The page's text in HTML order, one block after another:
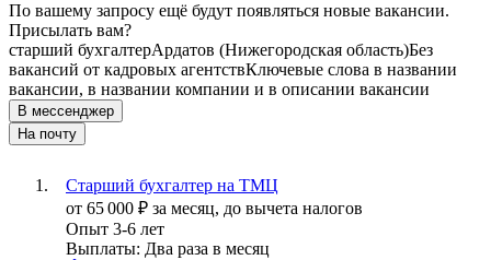
По вашему запросу ещё будут появляться новые вакансии.
Присылать вам?
старший бухгалтерАрдатов (Нижегородская область)Без
вакансий от кадровых агентствКлючевые слова в названии
вакансии, в названии компании и в описании вакансии
В мессенджер
На почту
Старший бухгалтер на ТМЦ
от 65 000 ₽ за месяц, до вычета налогов
Опыт 3-6 лет
Выплаты: Два раза в месяц